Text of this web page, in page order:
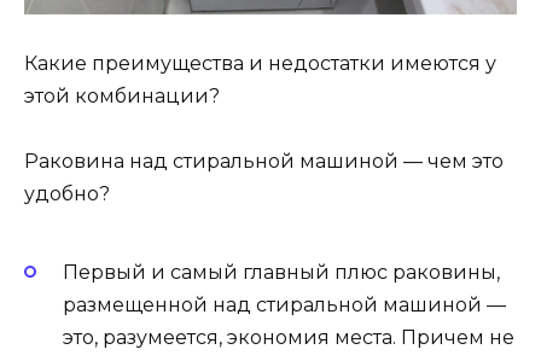
Какие преимущества и недостатки имеются у
этой комбинации?
Раковина над стиральной машиной — чем это
удобно?
Первый и самый главный плюс раковины,
размещенной над стиральной машиной —
это, разумеется, экономия места. Причем не